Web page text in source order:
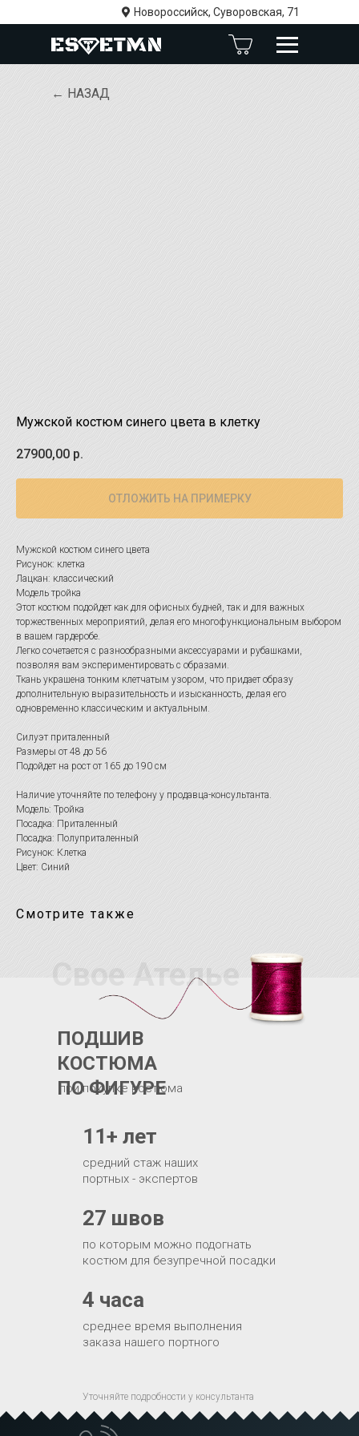
Новороссийск, Суворовская, 71
← НАЗАД
Мужской костюм синего цвета в клетку
27900,00 р.
ОТЛОЖИТЬ НА ПРИМЕРКУ
Мужской костюм синего цвета
Рисунок: клетка
Лацкан: классический
Модель тройка
Этот костюм подойдет как для офисных будней, так и для важных
торжественных мероприятий, делая его многофункциональным выбором
в вашем гардеробе.
Легко сочетается с разнообразными аксессуарами и рубашками,
позволяя вам экспериментировать с образами.
Ткань украшена тонким клетчатым узором, что придает образу
дополнительную выразительность и изысканность, делая его
одновременно классическим и актуальным.
Силуэт приталенный
Размеры от 48 до 56
Подойдет на рост от 165 до 190 см
Наличие уточняйте по телефону у продавца-консультанта.
Модель: Тройка
Посадка: Приталенный
Посадка: Полуприталенный
Рисунок: Клетка
Цвет: Синий
Смотрите также
по которым можно подогнать
костюм для безупречной посадки
27 швов
при покупке костюма
ПОДШИВ
КОСТЮМА
ПО ФИГУРЕ
Свое Ателье
средний стаж наших
портных - экспертов
11+ лет
Уточняйте подробности у консультанта
среднее время выполнения
заказа нашего портного
4 часа